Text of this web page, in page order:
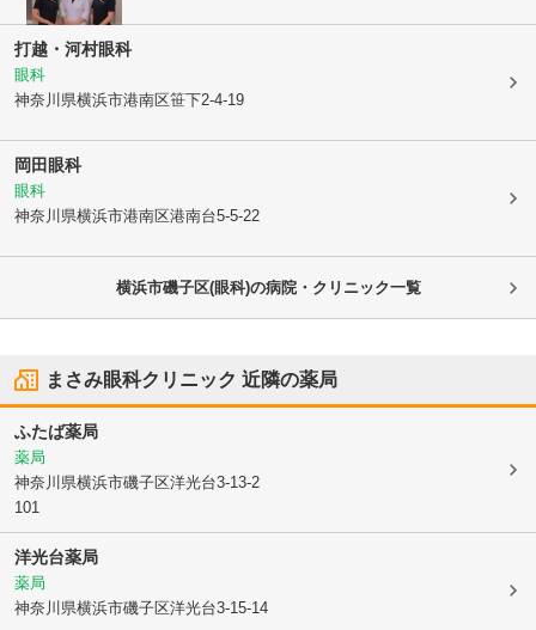
打越・河村眼科
眼科
神奈川県横浜市港南区笹下2-4-19
岡田眼科
眼科
神奈川県横浜市港南区港南台5-5-22
横浜市磯子区(眼科)の病院・クリニック一覧
まさみ眼科クリニック 近隣の薬局
ふたば薬局
薬局
神奈川県横浜市磯子区洋光台3-13-2
101
洋光台薬局
薬局
神奈川県横浜市磯子区洋光台3-15-14